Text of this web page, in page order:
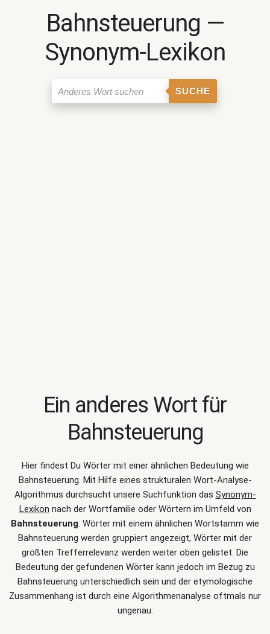
Bahnsteuerung ―
Synonym-Lexikon
SUCHE
Ein anderes Wort für
Bahnsteuerung
Hier findest Du Wörter mit einer ähnlichen Bedeutung wie
Bahnsteuerung. Mit Hilfe eines strukturalen Wort-Analyse-
Algorithmus durchsucht unsere Suchfunktion das Synonym-
Lexikon nach der Wortfamilie oder Wörtern im Umfeld von
Bahnsteuerung. Wörter mit einem ähnlichen Wortstamm wie
Bahnsteuerung werden gruppiert angezeigt, Wörter mit der
größten Trefferrelevanz werden weiter oben gelistet. Die
Bedeutung der gefundenen Wörter kann jedoch im Bezug zu
Bahnsteuerung unterschiedlich sein und der etymologische
Zusammenhang ist durch eine Algorithmenanalyse oftmals nur
ungenau.